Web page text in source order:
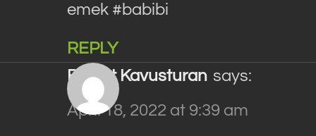
emek #babibi
REPLY
Bulent Kavusturan says:
April 18, 2022 at 9:39 am